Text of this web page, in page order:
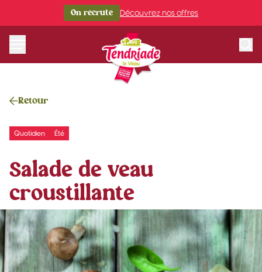
Aller au contenuOn recrute Découvrez nos offres
Retour
Quotidien Été
Salade de veau
croustillante